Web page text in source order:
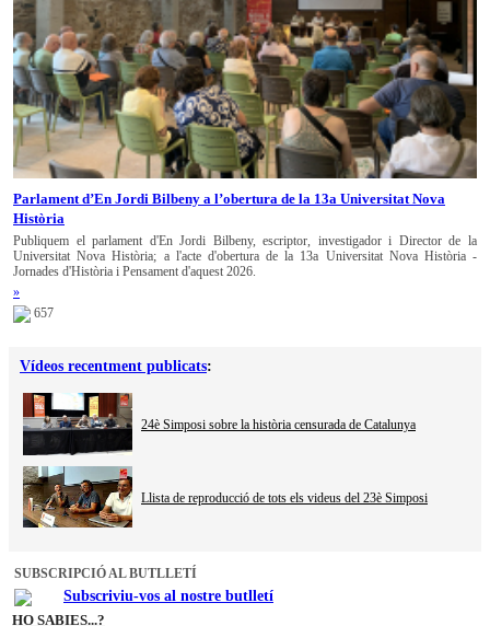
Parlament d’En Jordi Bilbeny a l’obertura de la 13a Universitat Nova
Història
Publiquem el parlament d'En Jordi Bilbeny, escriptor, investigador i Director de la
Universitat Nova Història; a l'acte d'obertura de la 13a Universitat Nova Història -
Jornades d'Història i Pensament d'aquest 2026.
»
657
Vídeos recentment publicats:
24è Simposi sobre la història censurada de Catalunya
Llista de reproducció de tots els videus del 23è Simposi
SUBSCRIPCIÓ AL BUTLLETÍ
Subscriviu-vos al nostre butlletí
HO SABIES...?